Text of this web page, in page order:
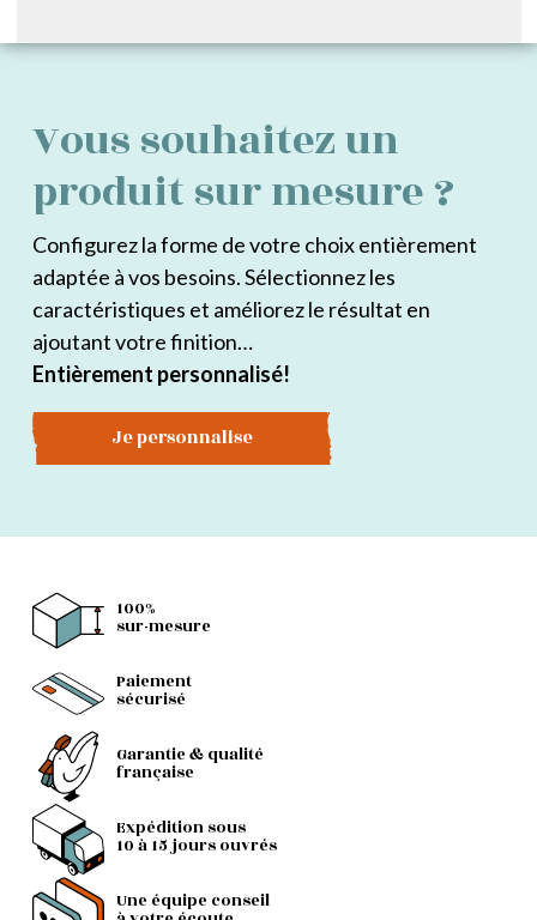
Vous souhaitez un
produit sur mesure ?
Configurez la forme de votre choix entièrement
adaptée à vos besoins. Sélectionnez les
caractéristiques et améliorez le résultat en
ajoutant votre finition…
Entièrement personnalisé!
Je personnalise
100%
sur-mesure
Paiement
sécurisé
Garantie & qualité
française
Expédition sous
10 à 15 jours ouvrés
Une équipe conseil